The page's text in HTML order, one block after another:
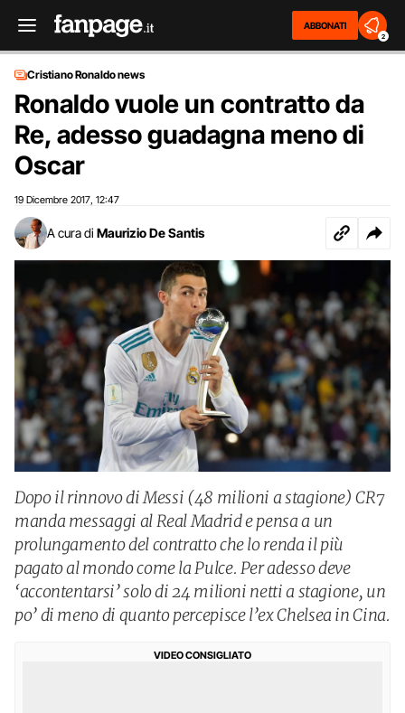
ABBONATI
2
Cristiano Ronaldo news
Ronaldo vuole un contratto da
Re, adesso guadagna meno di
Oscar
19 Dicembre 2017 12:47
A cura di Maurizio De Santis
Dopo il rinnovo di Messi (48 milioni a stagione) CR7
manda messaggi al Real Madrid e pensa a un
prolungamento del contratto che lo renda il più
pagato al mondo come la Pulce. Per adesso deve
‘accontentarsi’ solo di 24 milioni netti a stagione, un
po’ di meno di quanto percepisce l’ex Chelsea in Cina.
VIDEO CONSIGLIATO